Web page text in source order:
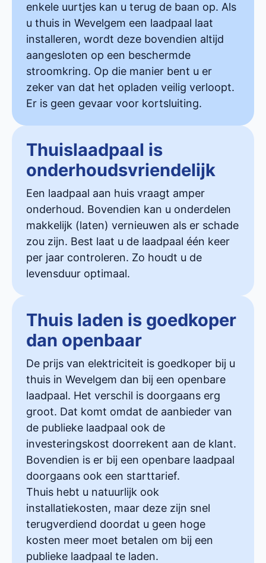
enkele uurtjes kan u terug de baan op. Als
u thuis in Wevelgem een laadpaal laat
installeren, wordt deze bovendien altijd
aangesloten op een beschermde
stroomkring. Op die manier bent u er
zeker van dat het opladen veilig verloopt.
Er is geen gevaar voor kortsluiting.
Thuislaadpaal is
onderhoudsvriendelijk
Een laadpaal aan huis vraagt amper
onderhoud. Bovendien kan u onderdelen
makkelijk (laten) vernieuwen als er schade
zou zijn. Best laat u de laadpaal één keer
per jaar controleren. Zo houdt u de
levensduur optimaal.
Thuis laden is goedkoper
dan openbaar
De prijs van elektriciteit is goedkoper bij u
thuis in Wevelgem dan bij een openbare
laadpaal. Het verschil is doorgaans erg
groot. Dat komt omdat de aanbieder van
de publieke laadpaal ook de
investeringskost doorrekent aan de klant.
Bovendien is er bij een openbare laadpaal
doorgaans ook een starttarief.
Thuis hebt u natuurlijk ook
installatiekosten, maar deze zijn snel
terugverdiend doordat u geen hoge
kosten meer moet betalen om bij een
publieke laadpaal te laden.